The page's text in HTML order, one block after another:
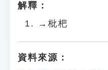
解釋：
→枇杷
資料來源：